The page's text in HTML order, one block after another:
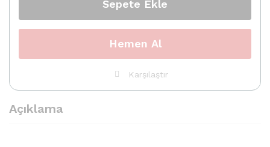
Sepete Ekle
Hemen Al
Karşılaştır
Açıklama